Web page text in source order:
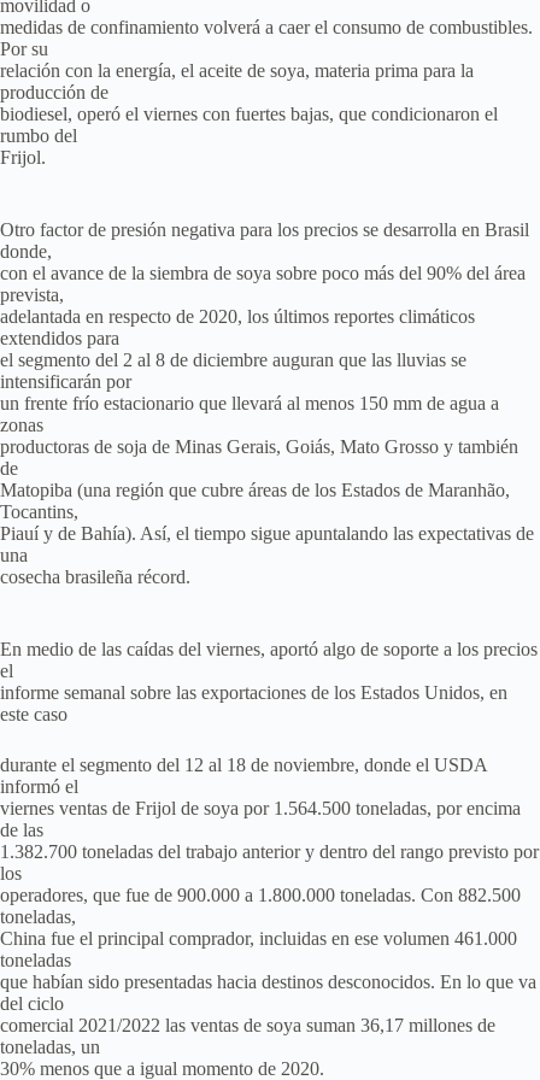
movilidad o
medidas de confinamiento volverá a caer el consumo de combustibles.
Por su
relación con la energía, el aceite de soya, materia prima para la
producción de
biodiesel, operó el viernes con fuertes bajas, que condicionaron el
rumbo del
Frijol.
Otro factor de presión negativa para los precios se desarrolla en Brasil
donde,
con el avance de la siembra de soya sobre poco más del 90% del área
prevista,
adelantada en respecto de 2020, los últimos reportes climáticos
extendidos para
el segmento del 2 al 8 de diciembre auguran que las lluvias se
intensificarán por
un frente frío estacionario que llevará al menos 150 mm de agua a
zonas
productoras de soja de Minas Gerais, Goiás, Mato Grosso y también
de
Matopiba (una región que cubre áreas de los Estados de Maranhão,
Tocantins,
Piauí y de Bahía). Así, el tiempo sigue apuntalando las expectativas de
una
cosecha brasileña récord.
En medio de las caídas del viernes, aportó algo de soporte a los precios
el
informe semanal sobre las exportaciones de los Estados Unidos, en
este caso
durante el segmento del 12 al 18 de noviembre, donde el USDA
informó el
viernes ventas de Frijol de soya por 1.564.500 toneladas, por encima
de las
1.382.700 toneladas del trabajo anterior y dentro del rango previsto por
los
operadores, que fue de 900.000 a 1.800.000 toneladas. Con 882.500
toneladas,
China fue el principal comprador, incluidas en ese volumen 461.000
toneladas
que habían sido presentadas hacia destinos desconocidos. En lo que va
del ciclo
comercial 2021/2022 las ventas de soya suman 36,17 millones de
toneladas, un
30% menos que a igual momento de 2020.